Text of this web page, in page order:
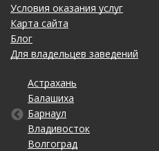
Условия оказания услуг
Карта сайта
Блог
Для владельцев заведений
Астрахань
Балашиха
Барнаул
Владивосток
Волгоград
Калининград
Кемерово
Киров
Краснодар
Красноярск
Новосибирск
Омск
Оренбург
Пенза
Пермь
Ставрополь
Тольятти
Томск
Тула
Тюмень
Ярославль